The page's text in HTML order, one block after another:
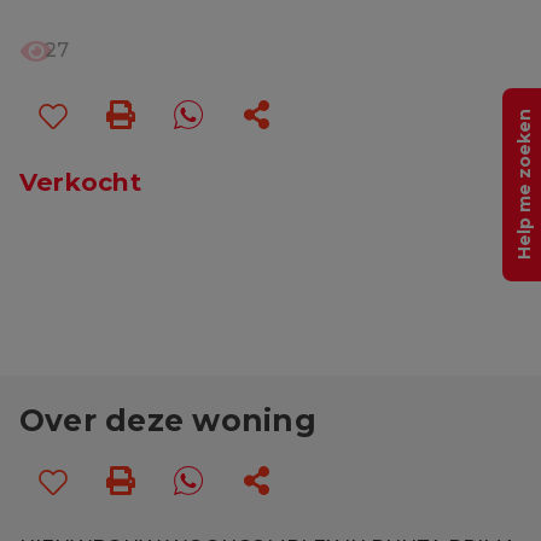
27
Verkocht
Over deze woning
Help me zoeken